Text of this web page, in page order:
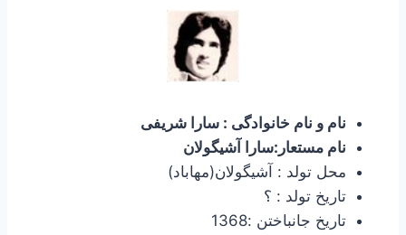
نام و نام خانوادگی : سارا شریفی
نام مستعار:سارا آشیگولان
محل تولد : آشیگولان(مهاباد)
تاریخ تولد : ؟
تاریخ جانباختن :1368